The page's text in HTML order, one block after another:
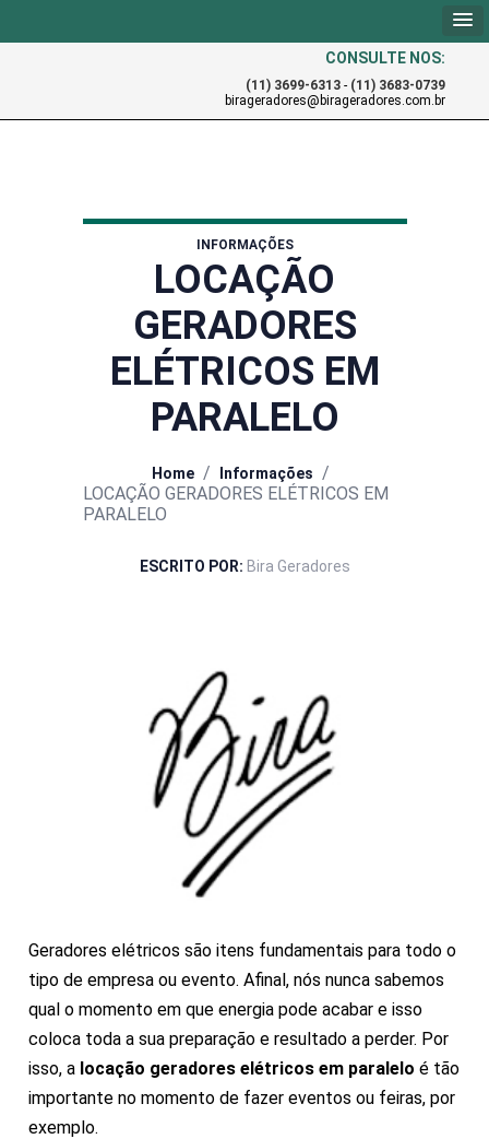
CONSULTE NOS:
(11) 3699-6313 - (11) 3683-0739
birageradores@birageradores.com.br
INFORMAÇÕES
LOCAÇÃO
GERADORES
ELÉTRICOS EM
PARALELO
Home / Informações /
LOCAÇÃO GERADORES ELÉTRICOS EM
PARALELO
ESCRITO POR: Bira Geradores
Geradores elétricos são itens fundamentais para todo o
tipo de empresa ou evento. Afinal, nós nunca sabemos
qual o momento em que energia pode acabar e isso
coloca toda a sua preparação e resultado a perder. Por
isso, a locação geradores elétricos em paralelo é tão
importante no momento de fazer eventos ou feiras, por
exemplo.